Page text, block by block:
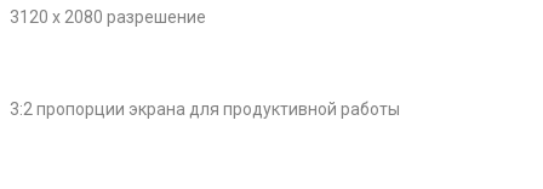
3120 x 2080 разрешение
3:2 пропорции экрана для продуктивной работы